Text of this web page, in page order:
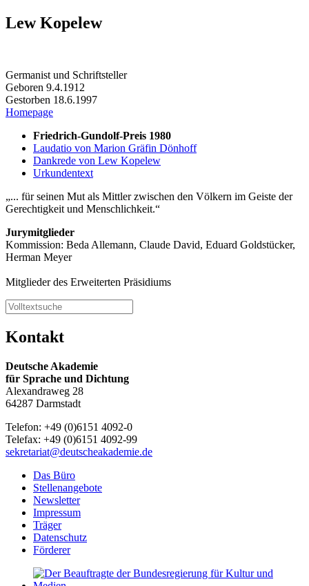
Lew Kopelew
Germanist und Schriftsteller
Geboren 9.4.1912
Gestorben 18.6.1997
Homepage
Friedrich-Gundolf-Preis 1980
Laudatio von Marion Gräfin Dönhoff
Dankrede von Lew Kopelew
Urkundentext
... für seinen Mut als Mittler zwischen den Völkern im Geiste der
Gerechtigkeit und Menschlichkeit.
Jurymitglieder
Kommission: Beda Allemann, Claude David, Eduard Goldstücker,
Herman Meyer
Mitglieder des Erweiterten Präsidiums
Kontakt
Deutsche Akademie
für Sprache und Dichtung
Alexandraweg 28
64287 Darmstadt
Telefon: +49 (0)6151 4092-0
Telefax: +49 (0)6151 4092-99
sekretariat@deutscheakademie.de
Das Büro
Stellenangebote
Newsletter
Impressum
Träger
Datenschutz
Förderer